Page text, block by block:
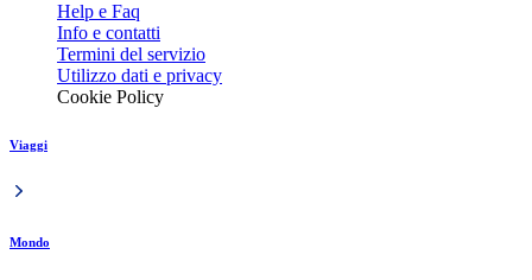
Help e Faq
Info e contatti
Termini del servizio
Utilizzo dati e privacy
Cookie Policy
Viaggi
Mondo